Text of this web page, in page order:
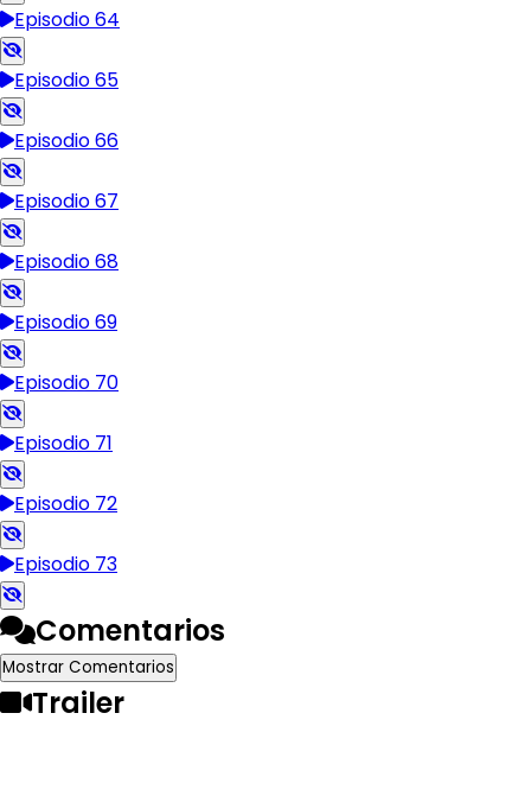
Episodio 64
Episodio 65
Episodio 66
Episodio 67
Episodio 68
Episodio 69
Episodio 70
Episodio 71
Episodio 72
Episodio 73
Comentarios
Mostrar Comentarios
Trailer